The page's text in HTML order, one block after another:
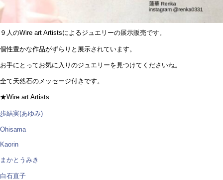
９人のWire art Artistsによるジュエリーの展示販売です。
個性豊かな作品がずらりと展示されています。
お手にとってお気に入りのジュエリーを見つけてくださいね。
全て天然石のメッセージ付きです。
★Wire art Artists
歩結実(あゆみ)
Ohisama
Kaorin
まかとうみき
白石直子